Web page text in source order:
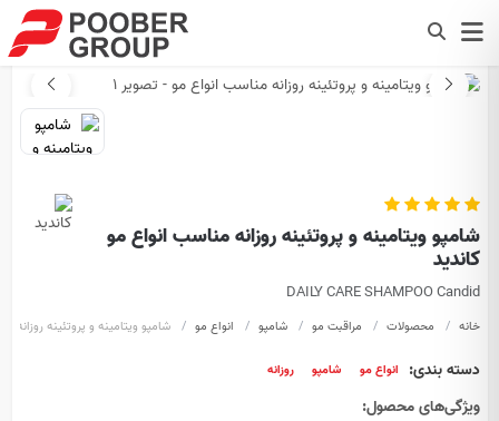
شامپو ویتامینه و پروتئینه روزانه مناسب انواع مو
کاندید
DAILY CARE SHAMPOO Candid
خانه محصولات مراقبت مو شامپو انواع مو شامپو ویتامینه و پروتئینه روزانه
دسته بندی: انواع مو شامپو روزانه
ویژگی‌های محصول: